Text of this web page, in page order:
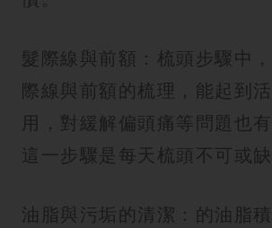
髮際線與前額：梳頭步驟中
際線與前額的梳理，能起到
用，對緩解偏頭痛等問題也有
這一步驟是每天梳頭不可或缺
油脂與污垢的清潔：的油脂